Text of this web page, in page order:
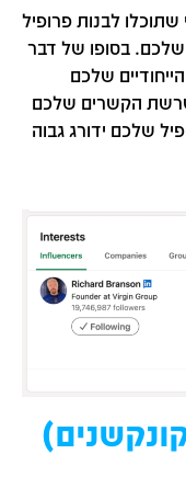
לבנות פרופיל
בסופו של דבר
שלכם
הקשרים שלכם
שלכם ידורג גבוה